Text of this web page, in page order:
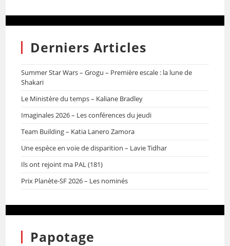
Derniers Articles
Summer Star Wars – Grogu – Première escale : la lune de
Shakari
Le Ministère du temps – Kaliane Bradley
Imaginales 2026 – Les conférences du jeudi
Team Building – Katia Lanero Zamora
Une espèce en voie de disparition – Lavie Tidhar
Ils ont rejoint ma PAL (181)
Prix Planète-SF 2026 – Les nominés
Papotage